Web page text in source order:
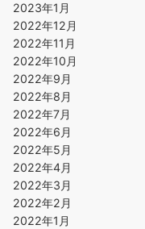
2023年1月
2022年12月
2022年11月
2022年10月
2022年9月
2022年8月
2022年7月
2022年6月
2022年5月
2022年4月
2022年3月
2022年2月
2022年1月